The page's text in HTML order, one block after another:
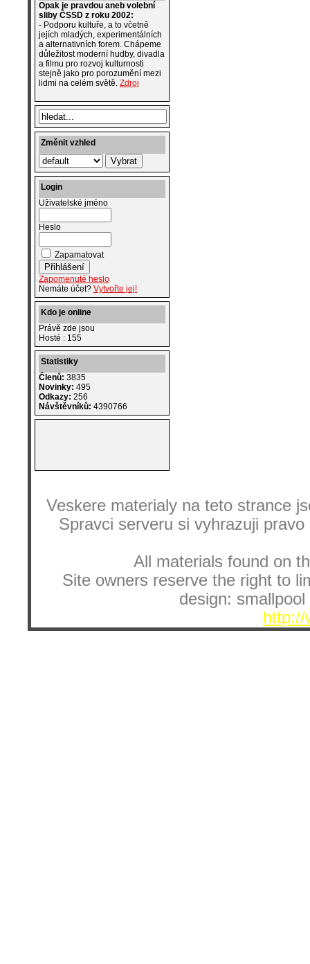
Opak je pravdou aneb volební
sliby ČSSD z roku 2002:
- Podporu kultuře, a to včetně
jejích mladých, experimentálních
a alternativních forem. Chápeme
důležitost moderní hudby, divadla
a filmu pro rozvoj kulturnosti
stejně jako pro porozumění mezi
lidmi na celém světě. Zdroj
Změnit vzhled
Login
Uživatelské jméno
Heslo
Zapamatovat
Zapomenuté heslo
Nemáte účet? Vytvořte jej!
Kdo je online
Právě zde jsou
Hosté : 155
Statistiky
Členů: 3835
Novinky: 495
Odkazy: 256
Návštěvníků: 4390766
Veskere materialy na teto strance
Spravci serveru si vyhrazuji
All materials found on
Site owners reserve the right to
design:
http://